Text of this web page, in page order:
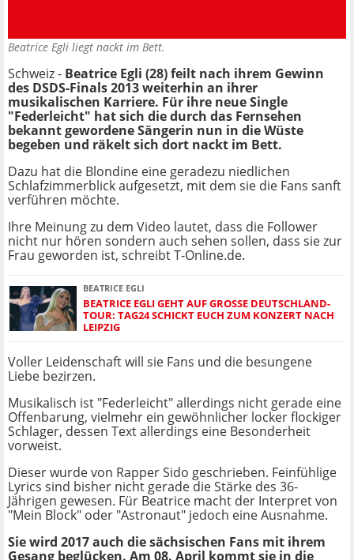
Beatrice Egli liegt nackt im Bett.
Schweiz - Beatrice Egli (28) feilt nach ihrem Gewinn
des DSDS-Finals 2013 weiterhin an ihrer
musikalischen Karriere. Für ihre neue Single
"Federleicht" hat sich die durch das Fernsehen
bekannt gewordene Sängerin nun in die Wüste
begeben und räkelt sich dort nackt im Bett.
Dazu hat die Blondine eine geradezu niedlichen
Schlafzimmerblick aufgesetzt, mit dem sie die Fans sanft
verführen möchte.
Ihre Meinung zu dem Video lautet, dass die Follower
nicht nur hören sondern auch sehen sollen, dass sie zur
Frau geworden ist, schreibt T-Online.de.
BEATRICE EGLI
BEATRICE EGLI GEHT AUF GROSSE DEUTSCHLAND-T
OUR: TAG24 SCHICKT EUCH ZUM KONZERT NACH L
EIPZIG
Voller Leidenschaft will sie Fans und die besungene
Liebe bezirzen.
Musikalisch ist "Federleicht" allerdings nicht gerade eine
Offenbarung, vielmehr ein gewöhnlicher locker flockiger
Schlager, dessen Text allerdings eine Besonderheit
vorweist.
Dieser wurde von Rapper Sido geschrieben. Feinfühlige
Lyrics sind bisher nicht gerade die Stärke des 36-
Jährigen gewesen. Für Beatrice macht der Interpret von
"Mein Block" oder "Astronaut" jedoch eine Ausnahme.
Sie wird 2017 auch die sächsischen Fans mit ihrem
Gesang beglücken. Am 08. April kommt sie in die